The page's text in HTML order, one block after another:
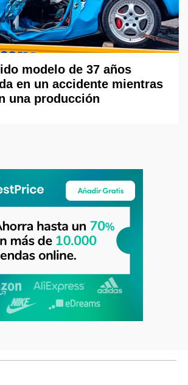
modelo de 37 años
en un accidente mientras
una producción